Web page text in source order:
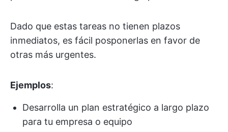
Dado que estas tareas no tienen plazos
inmediatos, es fácil posponerlas en favor de
otras más urgentes.
Ejemplos:
Desarrolla un plan estratégico a largo plazo
para tu empresa o equipo